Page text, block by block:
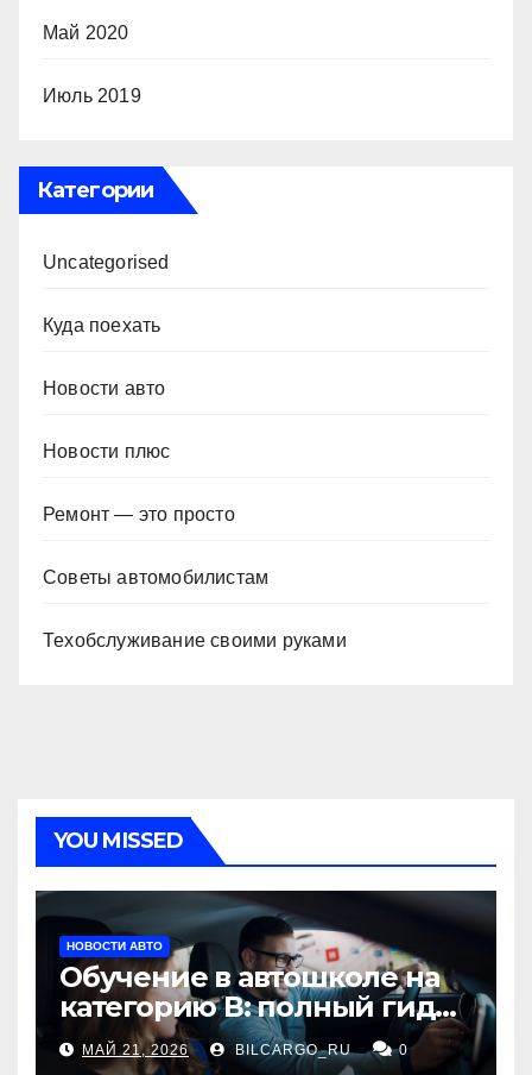
Май 2020
Июль 2019
Категории
Uncategorised
Куда поехать
Новости авто
Новости плюс
Ремонт — это просто
Советы автомобилистам
Техобслуживание своими руками
YOU MISSED
НОВОСТИ АВТО
Обучение в автошколе на
категорию В: полный гид
для будущих водителей
МАЙ 21, 2026 BILCARGO_RU 0